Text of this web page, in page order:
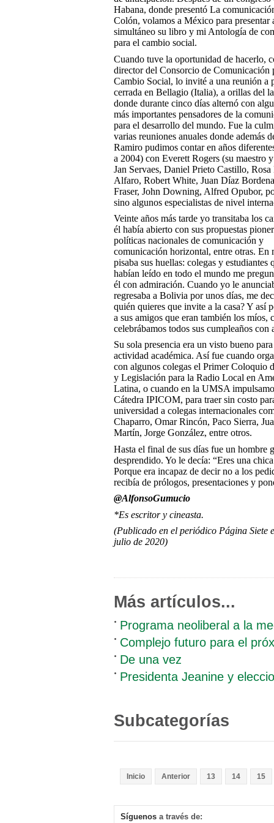
Habana, donde presentó La
Colón, volamos a México para presentar
simultáneo su libro y mi Antología de
para el cambio social.
Cuando tuve la oportunidad de hacerlo,
director del Consorcio de Comunicación
Cambio Social, lo invité a una reunión a
cerrada en Bellagio (Italia), a orillas del
donde durante cinco días alternó con
más importantes pensadores de la
para el desarrollo del mundo. Fue la
varias reuniones anuales donde además
Ramiro pudimos contar en años
a 2004) con Everett Rogers (su maestro
Jan Servaes, Daniel Prieto Castillo,
Alfaro, Robert White, Juan Díaz
Fraser, John Downing, Alfred Opubor,
sino algunos especialistas de nivel
Veinte años más tarde yo transitaba los
él había abierto con sus propuestas
políticas nacionales de comunicación y
comunicación horizontal, entre otras. En
pisaba sus huellas: colegas y estudiantes
habían leído en todo el mundo me
él con admiración. Cuando yo le
regresaba a Bolivia por unos días, me
quién quieres que invite a la casa? Y así
a sus amigos que eran también los míos,
celebrábamos todos sus cumpleaños con
Su sola presencia era un visto bueno
actividad académica. Así fue cuando
con algunos colegas el Primer Coloquio
y Legislación para la Radio Local en
Latina, o cuando en la UMSA
Cátedra IPICOM, para traer sin costo
universidad a colegas internacionales
Chaparro, Omar Rincón, Paco Sierra,
Martín, Jorge González, entre otros.
Hasta el final de sus días fue un hombre
desprendido. Yo le decía: “Eres una
Porque era incapaz de decir no a los
recibía de prólogos, presentaciones y
@AlfonsoGumucio
*Es escritor y cineasta.
(Publicado en el periódico Página Siete
julio de 2020)
Más artículos...
Programa neoliberal a la
Complejo futuro para el
De una vez
Presidenta Jeanine y
Subcategorías
Inicio Anterior 13 14 15
Síguenos a través de: